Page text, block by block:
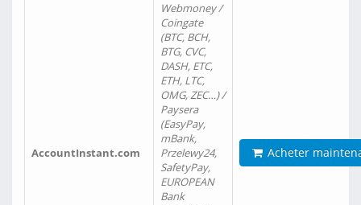
AccountInstant.com
Webmoney /
Coingate
(BTC, BCH,
BTG, CVC,
DASH, ETC,
ETH, LTC,
OMG, ZEC…) /
Paysera
(EasyPay,
mBank,
Przelewy24,
SafetyPay,
EUROPEAN
Bank
Acheter